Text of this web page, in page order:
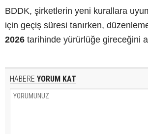
BDDK, şirketlerin yeni kurallara
için geçiş süresi tanırken,
2026 tarihinde yürürlüğe gireceğini
HABERE YORUM KAT